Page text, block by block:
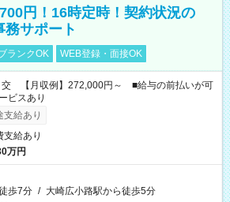
円！16時定時！契約状況の
務サポート
ランクOK WEB登録・面接OK
交 【月収例】272,000円～ ■給与の前払いが可
ビスあり
支給あり
支給あり
万円
歩7分 / 大崎広小路駅から徒歩5分